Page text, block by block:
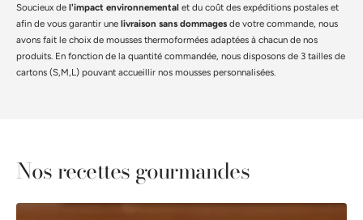
Soucieux de l'impact environnemental et du coût des expéditions postales et
afin de vous garantir une livraison sans dommages de votre commande, nous
avons fait le choix de mousses thermoformées adaptées à chacun de nos
produits. En fonction de la quantité commandée, nous disposons de 3 tailles de
cartons (S,M,L) pouvant accueillir nos mousses personnalisées.
Nos recettes gourmandes